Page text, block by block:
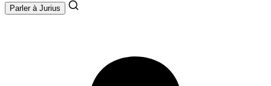
Parler à Jurius